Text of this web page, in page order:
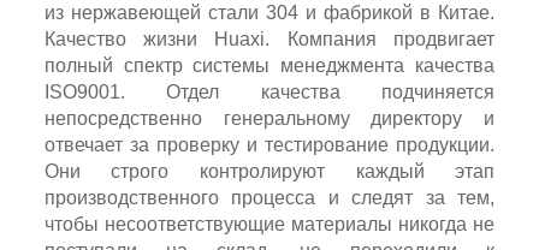
из нержавеющей стали 304 и фабрикой в ​​Китае.
Качество жизни Huaxi. Компания продвигает
полный спектр системы менеджмента качества
ISO9001. Отдел качества подчиняется
непосредственно генеральному директору и
отвечает за проверку и тестирование продукции.
Они строго контролируют каждый этап
производственного процесса и следят за тем,
чтобы несоответствующие материалы никогда не